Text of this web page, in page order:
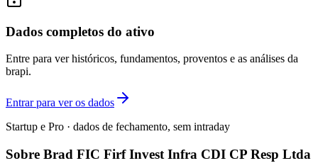
Dados completos do ativo
Entre para ver históricos, fundamentos, proventos e as análises da
brapi.
Entrar para ver os dados
Startup e Pro · dados de fechamento, sem intraday
Sobre Brad FIC Firf Invest Infra CDI CP Resp Ltda